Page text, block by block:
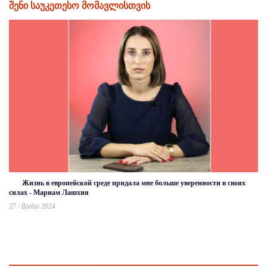
შენი საუკეთესო მომავლისთვის
Жизнь в европейской среде придала мне больше уверенности в своих
силах - Мариам Лашхия
27 / მაისი 2024